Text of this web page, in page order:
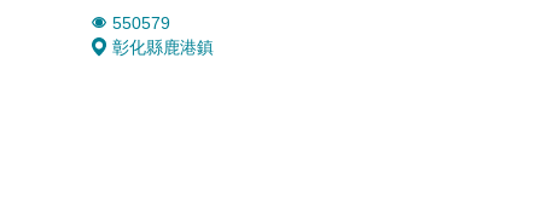
550579
彰化縣鹿港鎮